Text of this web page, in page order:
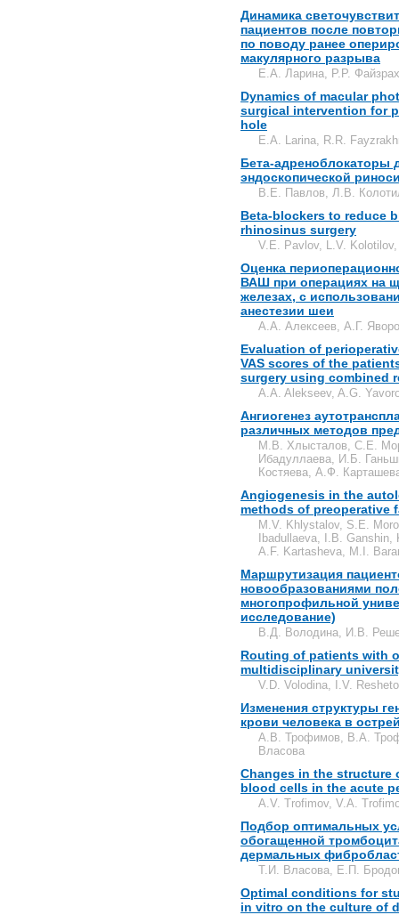
Динамика
пациентов после
по поводу ранее
макулярного разрыва
Е.А. Ларина, Р.Р.
Dynamics of macular
surgical intervention for
hole
E.A. Larina, R.R.
Бета-адреноблокаторы
эндоскопической
В.Е. Павлов, Л.В.
Beta-blockers to reduce
rhinosinus surgery
V.E. Pavlov, L.V.
Оценка
ВАШ при операциях на
железах, с
анестезии шеи
А.А. Алексеев, А.Г.
Evaluation of
VAS scores of the
surgery using combined
A.A. Alekseev, A.G.
Ангиогенез
различных методов
М.В. Хлысталов, С.Е.
Ибадуллаева, И.Б.
Костяева, А.Ф.
Angiogenesis in the
methods of preoperative
M.V. Khlystalov, S.E.
Ibadullaeva, I.B.
A.F. Kartasheva, M.I.
Маршрутизация
новообразованиями
многопрофильной
исследование)
В.Д. Володина, И.В.
Routing of patients with
multidisciplinary
V.D. Volodina, I.V.
Изменения структуры
крови человека в
А.В. Трофимов, В.А.
Власова
Changes in the structure
blood cells in the acute
A.V. Trofimov, V.A.
Подбор оптимальных
обогащенной
дермальных
Т.И. Власова, Е.П.
Optimal conditions for
in vitro on the culture of